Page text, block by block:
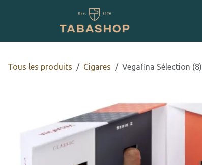
Tous les produits ​​​Cigares Vegafina Sélection (8)